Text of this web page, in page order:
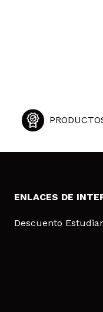
ENLACES DE
Descuento